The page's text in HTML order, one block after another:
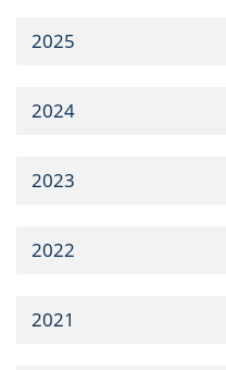
2025
2024
2023
2022
2021